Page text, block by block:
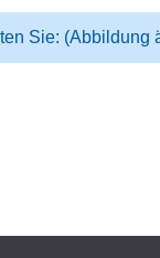
Sie: (Abbildung